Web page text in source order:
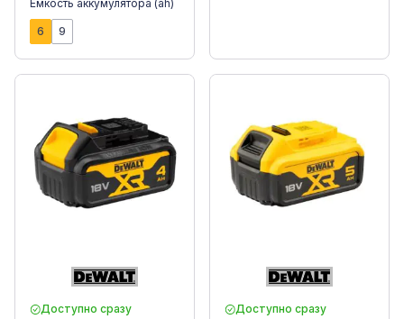
Емкость аккумулятора (ah)
6 9
Доступно сразу Доступно сразу